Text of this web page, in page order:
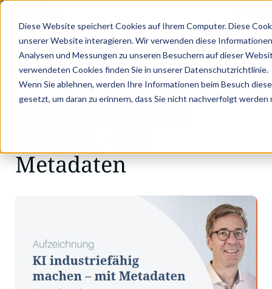
Diese Website speichert Cookies auf Ihrem Computer. Diese
unserer Website interagieren. Wir verwenden diese
Analysen und Messungen zu unseren Besuchern auf dieser
verwendeten Cookies finden Sie in unserer Datenschutzrichtlinie.
Wenn Sie ablehnen, werden Ihre Informationen beim Besuch
gesetzt, um daran zu erinnern, dass Sie nicht nachverfolgt werden
MIT STRUKTURIERTEN PRODUKTDATEN ZUM DIGITALEN
Knowledge•
KI industriefähig machen &#821…
AUFZEICHNUNGEN
KI Industriefähig
Metadaten